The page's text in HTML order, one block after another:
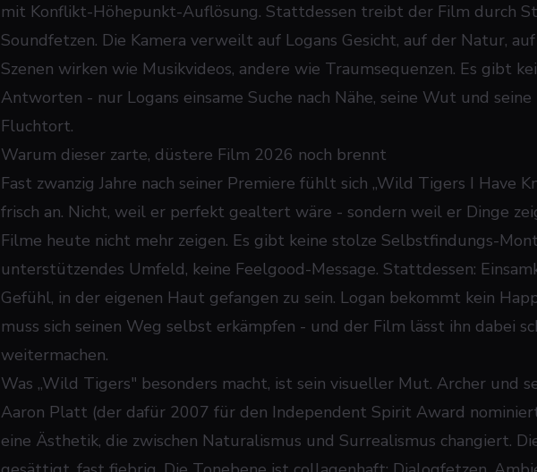
mit Konflikt-Höhepunkt-Auflösung. Stattdessen treibt der Film durch
Soundfetzen. Die Kamera verweilt auf Logans Gesicht, auf der Natur,
Szenen wirken wie Musikvideos, andere wie Traumsequenzen. Es gibt
Antworten - nur Logans einsame Suche nach Nähe, seine Wut und seine
Fluchtort.
Warum dieser zarte, düstere Film 2026 noch brennt
Fast zwanzig Jahre nach seiner Premiere fühlt sich „Wild Tigers I Have
frisch an. Nicht, weil er perfekt gealtert wäre - sondern weil er Dinge
Filme heute nicht mehr zeigen. Es gibt keine stolze Selbstfindungs-
unterstützendes Umfeld, keine Feelgood-Message. Stattdessen:
Gefühl, in der eigenen Haut gefangen zu sein. Logan bekommt kein
muss sich seinen Weg selbst erkämpfen - und der Film lässt ihn dabei
weitermachen.
Was „Wild Tigers" besonders macht, ist sein visueller Mut. Archer und
Aaron Platt (der dafür 2007 für den Independent Spirit Award
eine Ästhetik, die zwischen Naturalismus und Surrealismus changiert.